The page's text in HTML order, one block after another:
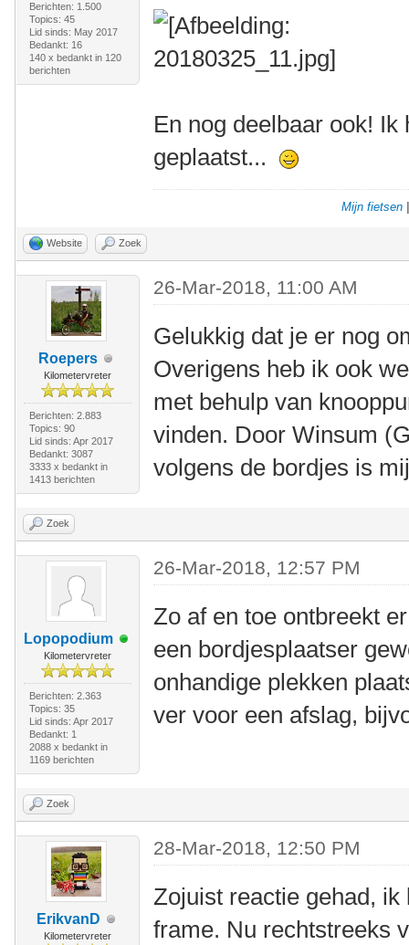
Berichten: 1.500
Topics: 45
Lid sinds: May 2017
Bedankt: 16
140 x bedankt in 120
berichten
En nog deelbaar ook!
geplaatst...
Mijn fietsen
Website Zoek
Roepers
Kilometervreter
Berichten: 2.883
Topics: 90
Lid sinds: Apr 2017
Bedankt: 3087
3333 x bedankt in
1413 berichten
26-Mar-2018, 11:00 AM
Gelukkig dat je er nog
Overigens heb ik ook
met behulp van
vinden. Door Winsum
volgens de bordjes is
Zoek
Lopopodium
Kilometervreter
Berichten: 2.363
Topics: 35
Lid sinds: Apr 2017
Bedankt: 1
2088 x bedankt in
1169 berichten
26-Mar-2018, 12:57 PM
Zo af en toe ontbreekt
een bordjesplaatser
onhandige plekken
ver voor een afslag,
Zoek
ErikvanD
Kilometervreter
28-Mar-2018, 12:50 PM
Zojuist reactie gehad,
frame. Nu rechtstreeks